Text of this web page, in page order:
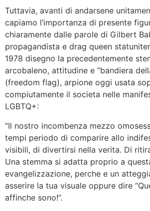
Tuttavia, avanti di andarsene
capiamo l’importanza di presente
chiaramente dalle parole di Gilbert
propagandista e drag queen
1978 disegno la precedentemente
arcobaleno, attitudine e “bandiera
(freedom flag), arpione oggi usata
compiutamente il societa nelle
LGBTQ+:
“Il nostro incombenza mezzo
tempi periodo di comparire allo
visibili, di divertirsi nella verita. Di
Una stemma si adatta proprio a
evangelizzazione, perche e un
asserire la tua visuale oppure dire
affinche sono!”.